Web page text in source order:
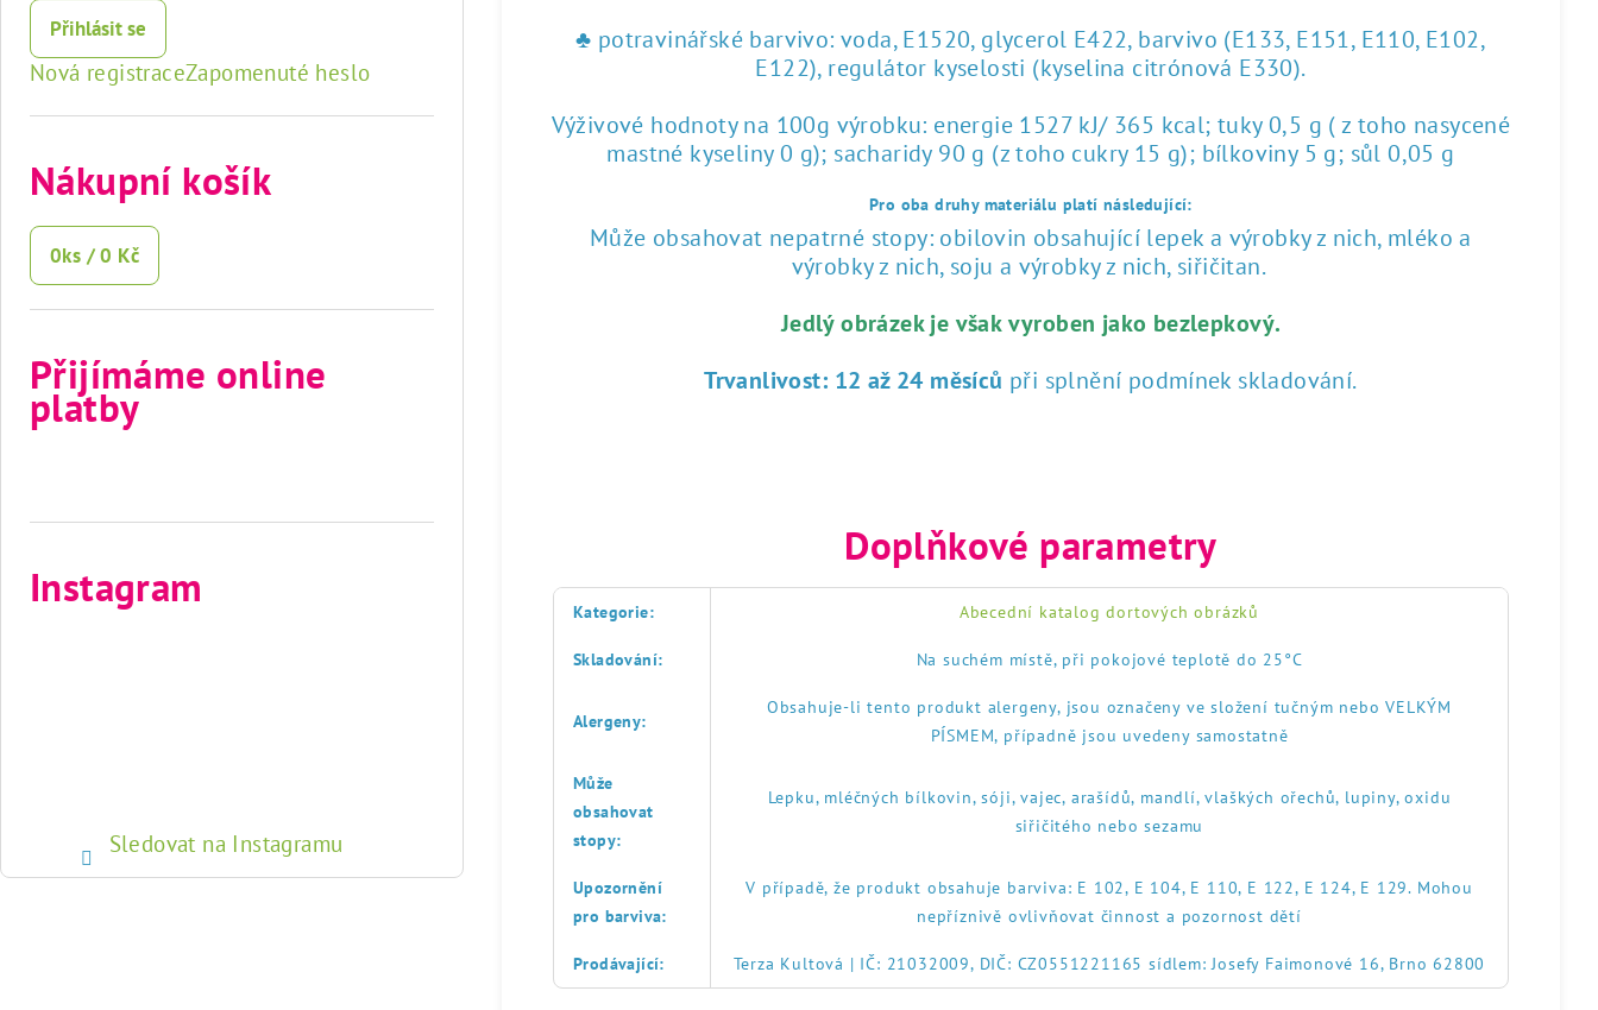
Přihlásit se
Nová registraceZapomenuté heslo
Nákupní košík
0ks /0 Kč
Přijímáme online
platby
Instagram
Sledovat na Instagramu
♣ potravinářské barvivo: voda, E1520, glycerol E422, barvivo (E133, E151, E110, E102,
E122), regulátor kyselosti (kyselina citrónová E330).
Výživové hodnoty na 100g výrobku: energie 1527 kJ/ 365 kcal; tuky 0,5 g ( z toho nasycené
mastné kyseliny 0 g); sacharidy 90 g (z toho cukry 15 g); bílkoviny 5 g; sůl 0,05 g
Pro oba druhy materiálu platí následující:
Může obsahovat nepatrné stopy: obilovin obsahující lepek a výrobky z nich, mléko a
výrobky z nich, soju a výrobky z nich, siřičitan.
Jedlý obrázek je však vyroben jako bezlepkový.
Trvanlivost: 12 až 24 měsíců při splnění podmínek skladování.
Doplňkové parametry
Kategorie: Abecední katalog dortových obrázků
Skladování: Na suchém místě, při pokojové teplotě do 25°C
Alergeny:
Obsahuje-li tento produkt alergeny, jsou označeny ve složení tučným nebo VELKÝM
PÍSMEM, případně jsou uvedeny samostatně
Může
obsahovat
stopy:
Lepku, mléčných bílkovin, sóji, vajec, arašídů, mandlí, vlaškých ořechů, lupiny, oxidu
siřičitého nebo sezamu
Upozornění
pro barviva:
V případě, že produkt obsahuje barviva: E 102, E 104, E 110, E 122, E 124, E 129. Mohou
nepříznivě ovlivňovat činnost a pozornost dětí
Prodávající: Terza Kultová | IČ: 21032009, DIČ: CZ0551221165 sídlem: Josefy Faimonové 16, Brno 62800